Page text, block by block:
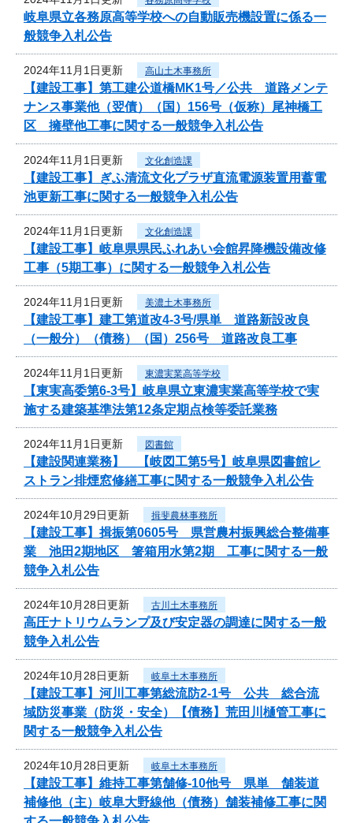
岐阜県立各務原高等学校への自動販売機設置に係る一
般競争入札公告
2024年11月1日更新 高山土木事務所
【建設工事】第工建公道橋MK1号／公共 道路メンテ
ナンス事業他（翌債）（国）156号（仮称）尾神橋工
区 擁壁他工事に関する一般競争入札公告
2024年11月1日更新 文化創造課
【建設工事】ぎふ清流文化プラザ直流電源装置用蓄電
池更新工事に関する一般競争入札公告
2024年11月1日更新 文化創造課
【建設工事】岐阜県県民ふれあい会館昇降機設備改修
工事（5期工事）に関する一般競争入札公告
2024年11月1日更新 美濃土木事務所
【建設工事】建工第道改4-3号/県単 道路新設改良
（一般分）（債務）（国）256号 道路改良工事
2024年11月1日更新 東濃実業高等学校
【東実高委第6-3号】岐阜県立東濃実業高等学校で実
施する建築基準法第12条定期点検等委託業務
2024年11月1日更新 図書館
【建設関連業務】 【岐図工第5号】岐阜県図書館レ
ストラン排煙窓修繕工事に関する一般競争入札公告
2024年10月29日更新 揖斐農林事務所
【建設工事】揖振第0605号 県営農村振興総合整備事
業 池田2期地区 箸箱用水第2期 工事に関する一般
競争入札公告
2024年10月28日更新 古川土木事務所
高圧ナトリウムランプ及び安定器の調達に関する一般
競争入札公告
2024年10月28日更新 岐阜土木事務所
【建設工事】河川工事第総流防2-1号 公共 総合流
域防災事業（防災・安全）【債務】荒田川樋管工事に
関する一般競争入札公告
2024年10月28日更新 岐阜土木事務所
【建設工事】維持工事第舗修-10他号 県単 舗装道
補修他（主）岐阜大野線他（債務）舗装補修工事に関